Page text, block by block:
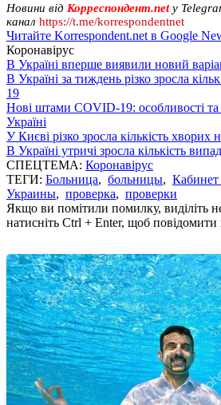
Новини від Корреспондент.net у
канал https://t.me/korrespondentnet
Читайте Korrespondent.net в Google
Коронавірус
В Україні вперше виявили новий
В Україні за тиждень різко зросла
19
Нові штами COVID-19: особливості та
Україні
У Києві різко зросла кількість хворих
В Україні утричі зросла кількість
СПЕЦТЕМА: Коронавірус
ТЕГИ: Больница, больницы,
Украины, проверка, проверки
Якщо ви помітили помилку, виділіть
натисніть Ctrl + Enter, щоб